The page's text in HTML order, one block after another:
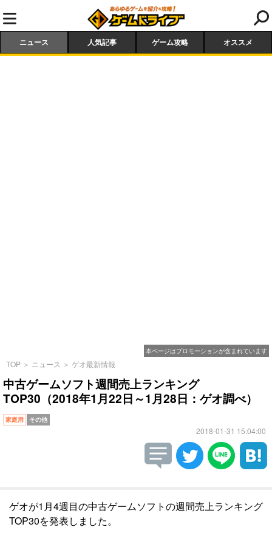
ニュース 人気記事 ゲーム攻略 オススメ
本ページはプロモーションが含まれています
TOP ＞ ニュース ＞ ゲオ最新情報
中古ゲームソフト週間売上ランキング
TOP30（2018年1月22日～1月28日：ゲオ調べ）
家庭用 その他
2018-01-31 15:04:00
ゲオが1月4週目の中古ゲームソフトの週間売上ランキング
TOP30を発表しました。